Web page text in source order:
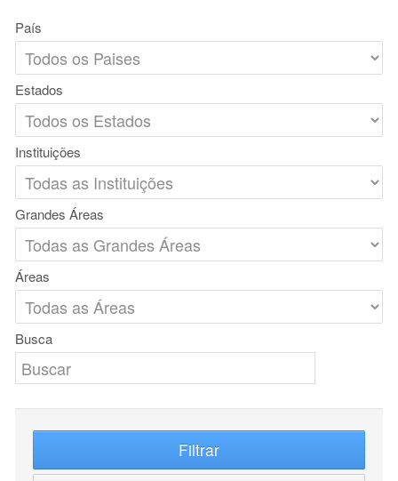
País
Estados
Instituições
Grandes Áreas
Áreas
Busca
Filtrar